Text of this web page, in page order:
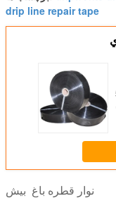
drip line repair tape
نوار قطره باغ